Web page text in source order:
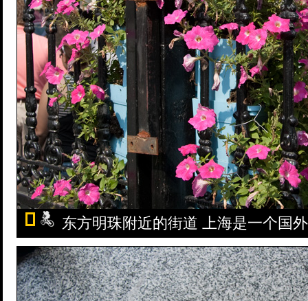
东方明珠附近的街道 上海是一个国